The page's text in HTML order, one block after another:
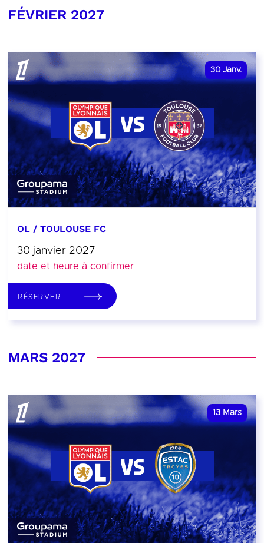
FÉVRIER 2027
30 Janv.
OL / TOULOUSE FC
30 janvier 2027
date et heure à confirmer
RÉSERVER
MARS 2027
13 Mars